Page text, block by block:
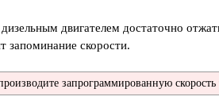
двигателем достаточно
запоминание скорости.
запрограммированную